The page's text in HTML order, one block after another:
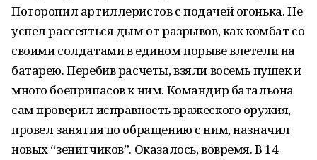
Поторопил артиллеристов с подачей огонька. Не
успел рассеяться дым от разрывов, как комбат со
своими солдатами в едином порыве влетели на
батарею. Перебив расчеты, взяли восемь пушек и
много боеприпасов к ним. Командир батальона
сам проверил исправность вражеского оружия,
провел занятия по обращению с ним, назначил
новых “зенитчиков”. Оказалось, вовремя. В 14